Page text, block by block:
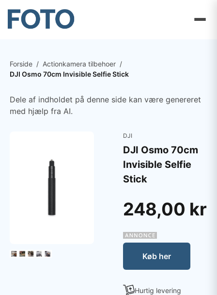
Forside / Actionkamera tilbehoer /
DJI Osmo 70cm Invisible Selfie Stick
Dele af indholdet på denne side kan være genereret
med hjælp fra AI.
DJI
DJI Osmo 70cm
Invisible Selfie
Stick
248,00 kr
Køb her
Hurtig levering